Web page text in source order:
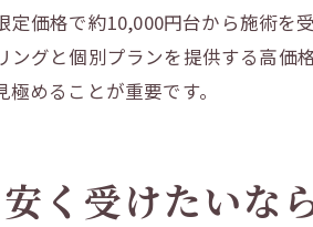
価格で約10,000円台から施術を
グと個別プランを提供する高
めることが重要です。
く受けたいな